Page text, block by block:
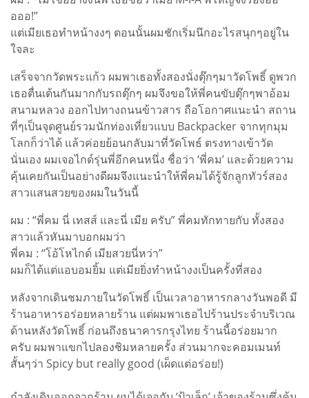
อออ!”
แต่เมียเธอทำหน้างงๆ ตอนนั้นผมชักเริ่มนึกอะไรสนุกๆอยู่ใน
ใจละ
เสร็จจากวัดพระแก้ว ผมพาเธอทั้งสองนั่งตุ๊กๆมาวัดโพธิ์ ดูพวก
เธอตื่นเต้นกันมากกับรถตุ๊กๆ ผมจึงขอให้พี่คนขับตุ๊กๆพาอ้อม
สนามหลวง ออกไปทางถนนข้าวสาร ถือโอกาศแนะนำ สถาน
ที่ๆเป็นจุดศูนย์รวมนักท่องเที่ยวแบบ Backpacker จากทุกมุม
โลกก็ว่าได้ แล้วค่อยย้อนกลับมาที่วัดโพธ์ ตรงทางเข้าวัด
นั่นเอง ผมเจอไกด์รุ่นพี่อีกคนหนึ่ง ชื่อว่า ‘พี่คม’ และด้วยความ
คุ้นเคยกันเป็นอย่างดีผมจึงแนะนำให้พี่คมได้รู้จักลูกทัวร์สอง
สาวแสนสวยของผมในวันนี้
ผม : “พี่คม นี่ เทสส์ และนี่ เมีย ครับ” พี่คมทักทายกับ ทั้งสอง
สาวแล้วหันมาบอกผมว่า
พี่คม : “โอ้โหไกด์ เมียสวยนี่หว่า”
ผมก็ได้แต่แอบอมยิ้ม แต่เมียยิ่งทำหน้างงเป็นครั้งที่สอง
หลังจากเดินชมภายในวัดโพธิ์ เป็นเวลาอาหารกลางวันพอดี มี
ร้านอาหารอร่อยหลายร้าน แต่ผมพาเธอไปร้านประจำบริเวณ
ด้านหลังวัดโพธิ์ ก่อนถึงธนาคารกรุงไทย ร้านนี้อร่อยมาก
ครับ ผมพาแขกไปลองชิมหลายครั้ง ส่วนมากจะคอมเมนท์
สั้นๆว่า Spicy but really good (เผ็ดแต่อร่อย!)